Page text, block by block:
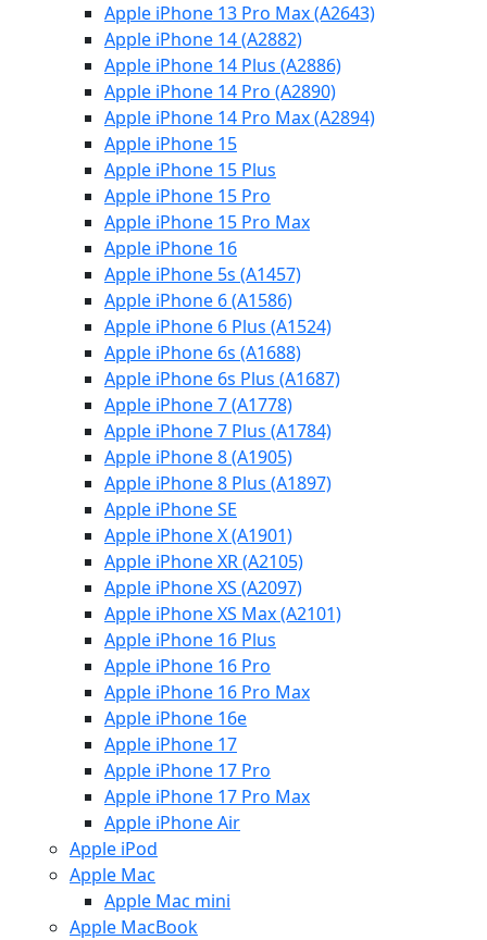
Apple iPhone 13 Pro Max (A2643)
Apple iPhone 14 (A2882)
Apple iPhone 14 Plus (A2886)
Apple iPhone 14 Pro (A2890)
Apple iPhone 14 Pro Max (A2894)
Apple iPhone 15
Apple iPhone 15 Plus
Apple iPhone 15 Pro
Apple iPhone 15 Pro Max
Apple iPhone 16
Apple iPhone 5s (A1457)
Apple iPhone 6 (A1586)
Apple iPhone 6 Plus (A1524)
Apple iPhone 6s (A1688)
Apple iPhone 6s Plus (A1687)
Apple iPhone 7 (A1778)
Apple iPhone 7 Plus (A1784)
Apple iPhone 8 (A1905)
Apple iPhone 8 Plus (A1897)
Apple iPhone SE
Apple iPhone X (A1901)
Apple iPhone XR (A2105)
Apple iPhone XS (A2097)
Apple iPhone XS Max (A2101)
Apple iPhone 16 Plus
Apple iPhone 16 Pro
Apple iPhone 16 Pro Max
Apple iPhone 16e
Apple iPhone 17
Apple iPhone 17 Pro
Apple iPhone 17 Pro Max
Apple iPhone Air
Apple iPod
Apple Mac
Apple Mac mini
Apple MacBook